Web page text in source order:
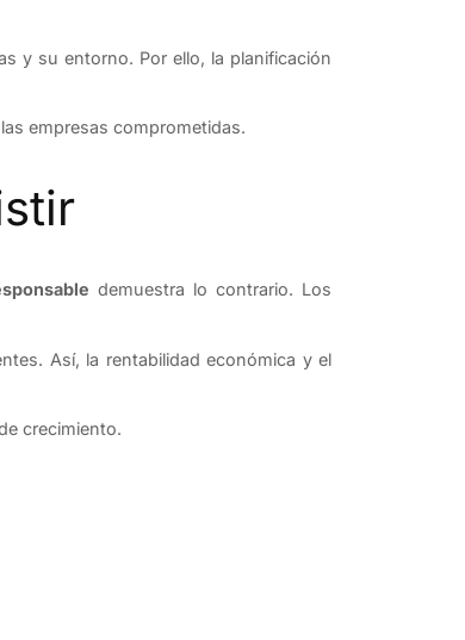
y su entorno. Por ello, la planificación
empresas comprometidas.
demuestra lo contrario. Los
Así, la rentabilidad económica y el
crecimiento.